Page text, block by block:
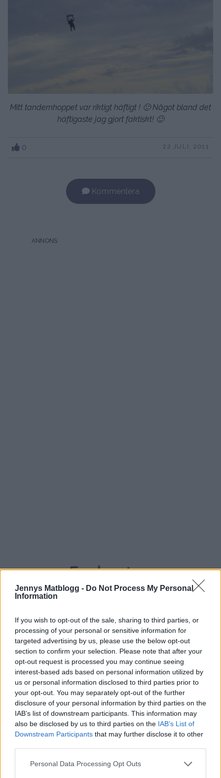
Jennys Matblogg - Do Not Process My Personal
Information
If you wish to opt-out of the sale, sharing to third parties, or
processing of your personal or sensitive information for
targeted advertising by us, please use the below opt-out
section to confirm your selection. Please note that after your
opt-out request is processed you may continue seeing
interest-based ads based on personal information utilized by
us or personal information disclosed to third parties prior to
your opt-out. You may separately opt-out of the further
disclosure of your personal information by third parties on the
IAB’s list of downstream participants. This information may
also be disclosed by us to third parties on the IAB’s List of
Downstream Participants that may further disclose it to other
Personal Data Processing Opt Outs
Mitt tandemhoppet var riktigt häftigt ! 🙂 Något bland det
häftigaste jag gjort faktiskt! 🙂
0 22 JULI, 2011
Kommentera
Frukosten